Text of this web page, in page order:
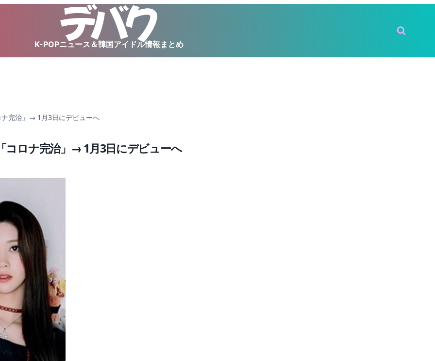
K-POPニュース＆韓国アイドル情報まとめ
完治」→ 1月3日にデビューへ
コロナ完治」→ 1月3日にデビューへ